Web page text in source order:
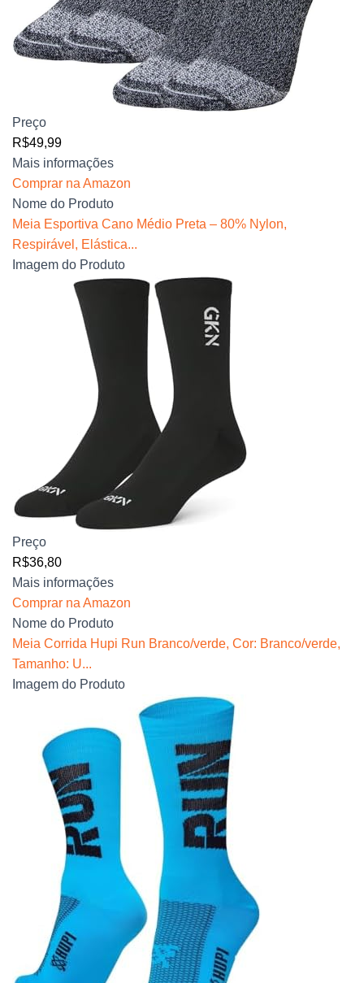
Preço
R$49,99
Mais informações
Comprar na Amazon
Nome do Produto
Meia Esportiva Cano Médio Preta – 80% Nylon,
Respirável, Elástica...
Imagem do Produto
Preço
R$36,80
Mais informações
Comprar na Amazon
Nome do Produto
Meia Corrida Hupi Run Branco/verde, Cor: Branco/verde,
Tamanho: U...
Imagem do Produto